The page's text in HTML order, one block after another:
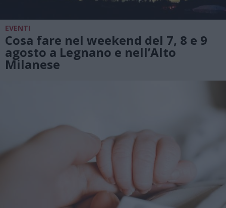
EVENTI
Cosa fare nel weekend del 7, 8 e 9
agosto a Legnano e nell’Alto
Milanese